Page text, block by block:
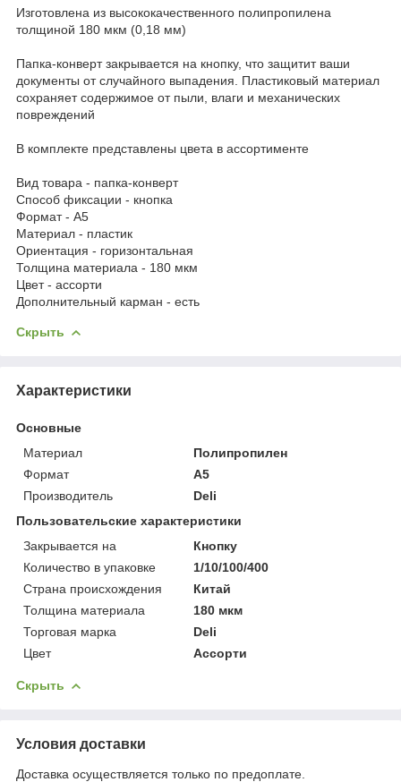
Изготовлена из высококачественного полипропилена
толщиной 180 мкм (0,18 мм)
Папка-конверт закрывается на кнопку, что защитит ваши
документы от случайного выпадения. Пластиковый материал
сохраняет содержимое от пыли, влаги и механических
повреждений
В комплекте представлены цвета в ассортименте
Вид товара - папка-конверт
Способ фиксации - кнопка
Формат - А5
Материал - пластик
Ориентация - горизонтальная
Толщина материала - 180 мкм
Цвет - ассорти
Дополнительный карман - есть
Скрыть
Характеристики
Основные
Материал
Полипропилен
Формат
A5
Производитель
Deli
Пользовательские характеристики
Закрывается на
Кнопку
Количество в упаковке
1/10/100/400
Страна происхождения
Китай
Толщина материала
180 мкм
Торговая марка
Deli
Цвет
Ассорти
Скрыть
Условия доставки
Доставка осуществляется только по предоплате.